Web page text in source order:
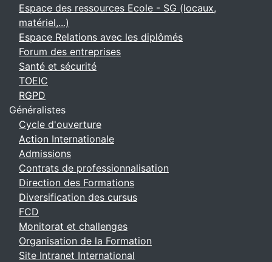
Espace des ressources Ecole - SG (locaux,
matériel,...)
Espace Relations avec les diplômés
Forum des entreprises
Santé et sécurité
TOEIC
RGPD
Généralistes
Cycle d'ouverture
Action Internationale
Admissions
Contrats de professionnalisation
Direction des Formations
Diversification des cursus
FCD
Monitorat et challenges
Organisation de la Formation
Site Intranet International